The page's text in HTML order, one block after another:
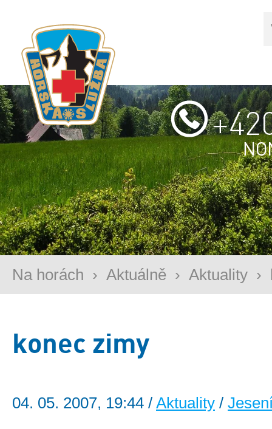
Na horách › Aktuálně › Aktuality ›
konec zimy
04. 05. 2007, 19:44 / Aktuality /